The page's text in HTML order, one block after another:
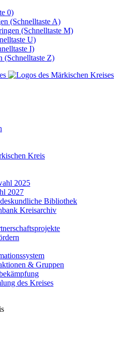
0)
(Schnelltaste A)
(Schnelltaste M)
U)
I)
(Schnelltaste Z)
Kreis
2025
2027
Bibliothek
Kreisarchiv
& Gruppen
des Kreises